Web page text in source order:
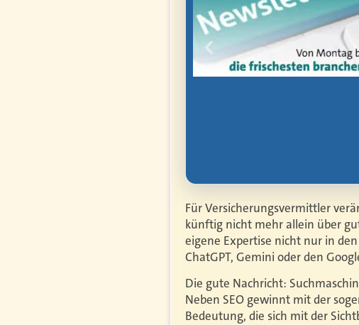
Für Versicherungsvermittler
künftig nicht mehr allein über
eigene Expertise nicht nur in
ChatGPT, Gemini oder den
Die gute Nachricht:
Neben SEO gewinnt mit der
Bedeutung, die sich mit der